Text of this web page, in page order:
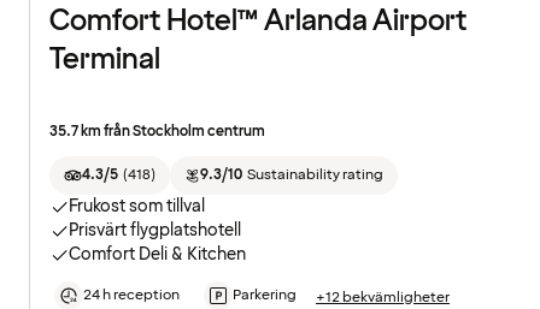
Comfort Hotel™ Arlanda Airport
Terminal
35.7 km från Stockholm centrum
4.3/5 (418) 9.3/10 Sustainability rating
Frukost som tillval
Prisvärt flygplatshotell
Comfort Deli & Kitchen
24 h reception Parkering +12 bekvämligheter